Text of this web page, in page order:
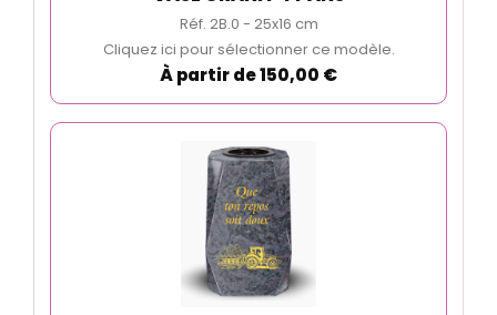
Réf. 2B.0 - 25x16 cm
Cliquez ici pour sélectionner ce modèle.
À partir de 150,00 €